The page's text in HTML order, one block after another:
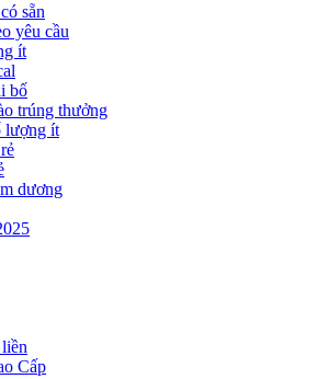
sẵn
yêu cầu
ít
bố
trúng thưởng
lượng ít
dương
Cấp